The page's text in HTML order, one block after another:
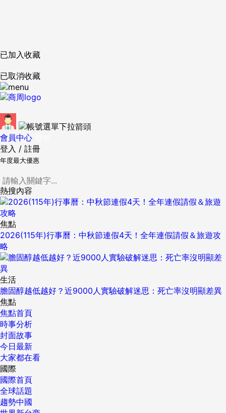
已加入收藏
已取消收藏
會員中心
登入 / 註冊
年度最大優惠
熱搜內容
焦點
2026(115年)行事曆：中秋節連假4天！全年連假請假＆旅遊攻
略
生活
膽固醇越低越好？近9000人實驗破解迷思：死亡率沒明顯差異
焦點
焦點首頁
時事分析
封面故事
今日最新
大家都在看
國際
國際首頁
全球話題
趨勢中國